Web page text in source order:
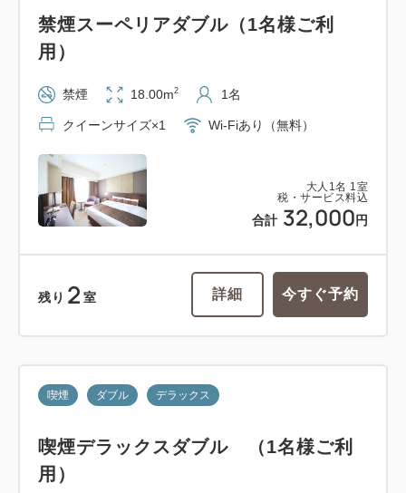
大人 1名 1室
税・サービス料込
合計 32,000 円
禁煙スーペリアダブル（1名様ご利
用）
禁煙 18.00m2 1名
クイーンサイズ×1 Wi-Fiあり（無料）
残り 2 室 詳細 今すぐ予約
喫煙 ダブル デラックス
喫煙デラックスダブル （1名様ご利
用）